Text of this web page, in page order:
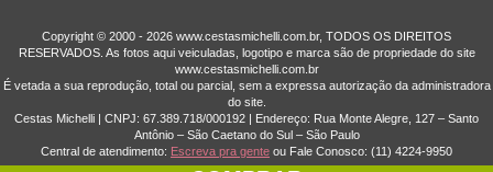
Copyright © 2000 - ­2026 www.cestasmichelli.com.br, TODOS OS DIREITOS
RESERVADOS. As fotos aqui veiculadas, logotipo e marca são de propriedade do site
www.cestasmichelli.com.br
É vetada a sua reprodução, total ou parcial, sem a expressa autorização da administradora
do site.
Cestas Michelli | CNPJ: 67.389.718/0001­92 | Endereço: Rua Monte Alegre, 127 – Santo
Antônio – São Caetano do Sul – São Paulo
Central de atendimento: Escreva pra gente ou Fale Conosco: (11) 4224-9950